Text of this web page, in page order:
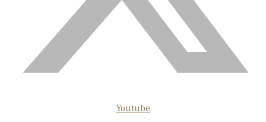
Youtube